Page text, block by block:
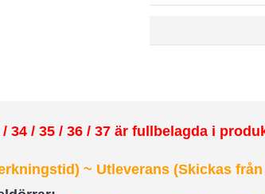
/ 34 / 35 / 36 / 37 är fullbelagda i
~ Utleverans (Skickas från